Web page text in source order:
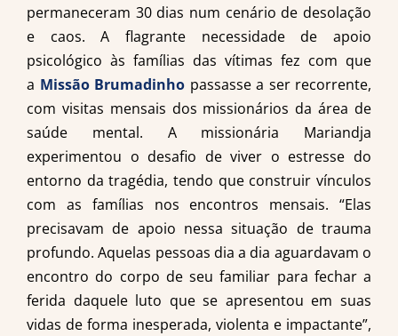
permaneceram 30 dias num cenário de desolação
e caos. A flagrante necessidade de apoio
psicológico às famílias das vítimas fez com que
a Missão Brumadinho passasse a ser recorrente,
com visitas mensais dos missionários da área de
saúde mental. A missionária Mariandja
experimentou o desafio de viver o estresse do
entorno da tragédia, tendo que construir vínculos
com as famílias nos encontros mensais. “Elas
precisavam de apoio nessa situação de trauma
profundo. Aquelas pessoas dia a dia aguardavam o
encontro do corpo de seu familiar para fechar a
ferida daquele luto que se apresentou em suas
vidas de forma inesperada, violenta e impactante”,